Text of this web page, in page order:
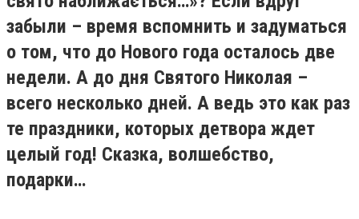
забыли – время вспомнить и задуматься
о том, что до Нового года осталось две
недели. А до дня Святого Николая –
всего несколько дней. А ведь это как раз
те праздники, которых детвора ждет
целый год! Сказка, волшебство,
подарки…